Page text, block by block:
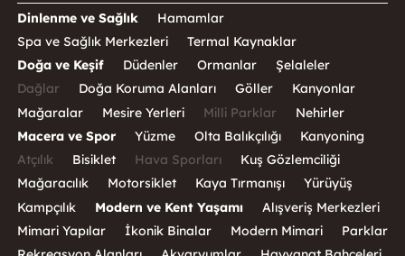
Dinlenme ve Sağlık
Hamamlar
Spa ve Sağlık Merkezleri
Termal Kaynaklar
Doğa ve Keşif
Düdenler Ormanlar
Şelaleler
Dağlar
Doğa Koruma Alanları Göller
Kanyonlar
Mağaralar
Mesire Yerleri Milli Parklar
Nehirler
Macera ve Spor
Yüzme Olta Balıkçılığı
Kanyoning
Atçılık
Bisiklet Hava Sporları
Kuş Gözlemciliği
Mağaracılık
Motorsiklet Kaya Tırmanışı
Yürüyüş
Kampçılık
Modern ve Kent Yaşamı
Alışveriş Merkezleri
Mimari Yapılar
İkonik Binalar Modern Mimari
Parklar